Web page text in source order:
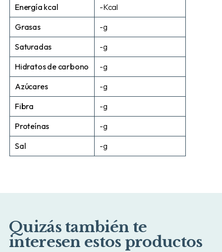
Energía kcal
-Kcal
Grasas
-g
Saturadas
-g
Hidratos de carbono
-g
Azúcares
-g
Fibra
-g
Proteínas
-g
Sal
-g
Quizás también te
interesen estos productos